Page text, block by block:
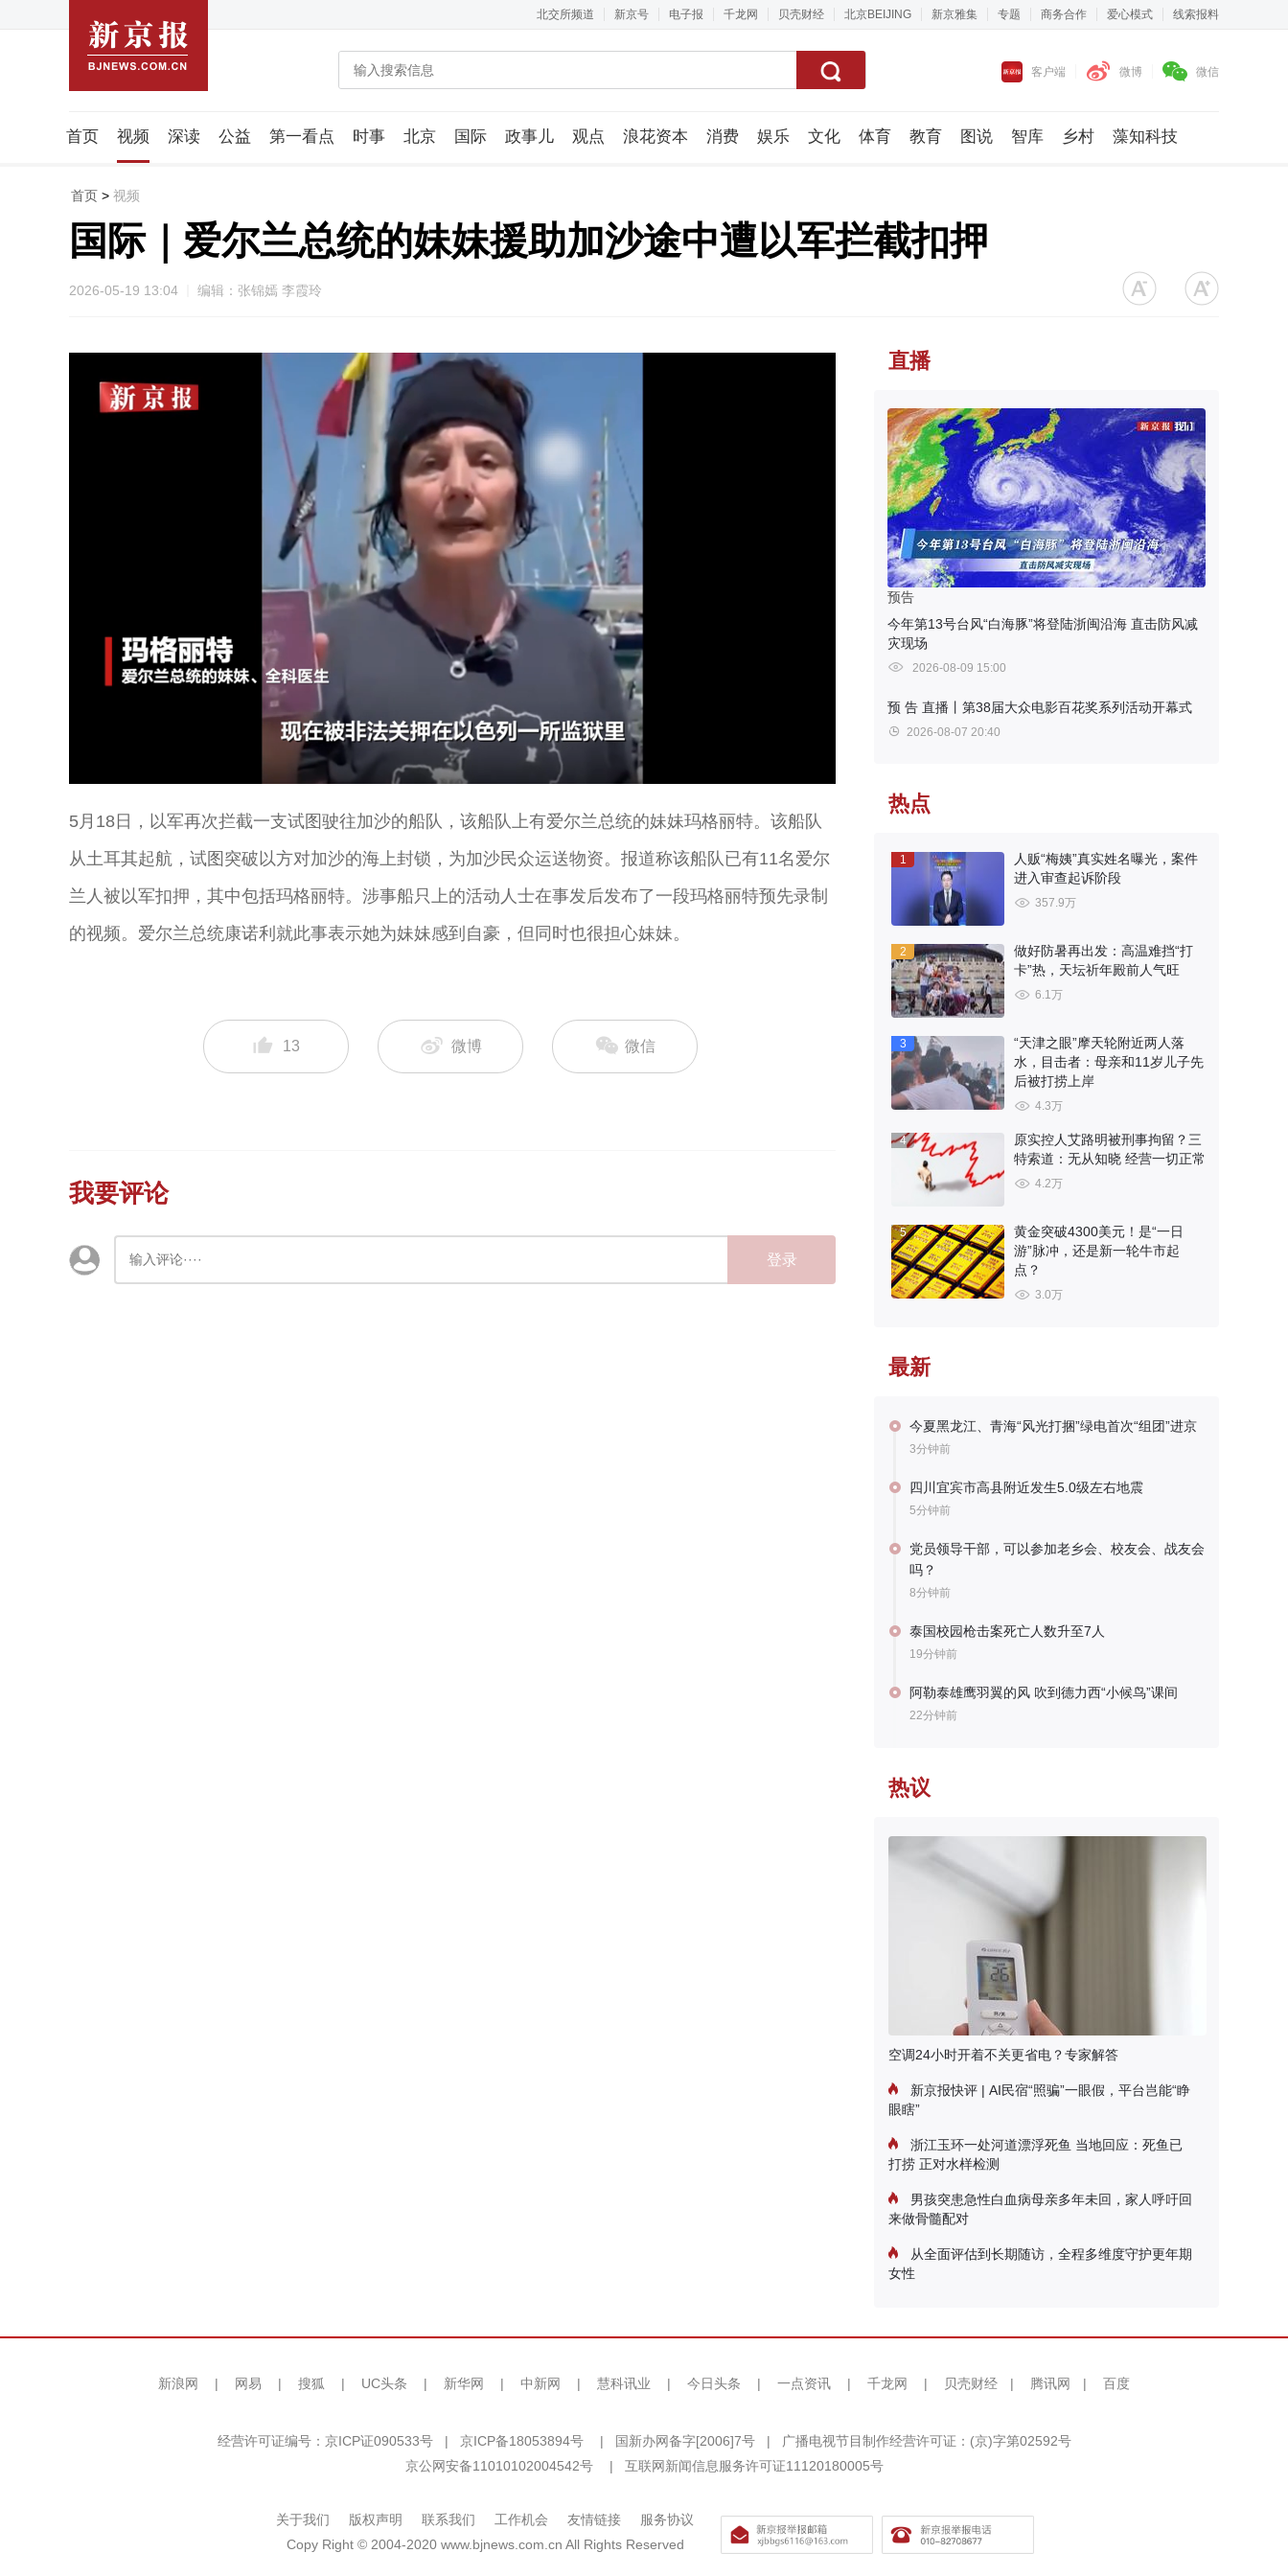
北交所频道 新京号 电子报 千龙网 贝壳财经 北京BEIJING 新京雅集 专题 商务合作 爱心模式 线索报料
客户端 微博 微信
首页 视频 深读 公益 第一看点 时事 北京 国际 政事儿 观点 浪花资本 消费 娱乐 文化 体育 教育 图说 智库 乡村 藻知科技
潮流智造局
首页 > 视频
国际｜爱尔兰总统的妹妹援助加沙途中遭以军拦截扣押
2026-05-19 13:04 编辑：张锦嫣 李霞玲
Loaded
82.54%
5月18日，以军再次拦截一支试图驶往加沙的船队，该船队上有爱尔兰总统的妹妹玛格丽特。该船队
从土耳其起航，试图突破以方对加沙的海上封锁，为加沙民众运送物资。报道称该船队已有11名爱尔
兰人被以军扣押，其中包括玛格丽特。涉事船只上的活动人士在事发后发布了一段玛格丽特预先录制
的视频。爱尔兰总统康诺利就此事表示她为妹妹感到自豪，但同时也很担心妹妹。
13 微博 微信
我要评论
登录
直播
预告
今年第13号台风“白海豚”将登陆浙闽沿海 直击防风减
灾现场
2026-08-09 15:00
预 告 直播丨第38届大众电影百花奖系列活动开幕式
2026-08-07 20:40
热点
1
人贩“梅姨”真实姓名曝光，案件
进入审查起诉阶段
357.9万
2
做好防暑再出发：高温难挡“打
卡”热，天坛祈年殿前人气旺
6.1万
3
“天津之眼”摩天轮附近两人落
水，目击者：母亲和11岁儿子先
后被打捞上岸
4.3万
4
原实控人艾路明被刑事拘留？三
特索道：无从知晓 经营一切正常
4.2万
5
黄金突破4300美元！是“一日
游”脉冲，还是新一轮牛市起
点？
3.0万
最新
今夏黑龙江、青海“风光打捆”绿电首次“组团”进京
3分钟前
四川宜宾市高县附近发生5.0级左右地震
5分钟前
党员领导干部，可以参加老乡会、校友会、战友会
吗？
8分钟前
泰国校园枪击案死亡人数升至7人
19分钟前
阿勒泰雄鹰羽翼的风 吹到德力西“小候鸟”课间
22分钟前
热议
空调24小时开着不关更省电？专家解答
新京报快评 | AI民宿“照骗”一眼假，平台岂能“睁
眼瞎”
浙江玉环一处河道漂浮死鱼 当地回应：死鱼已
打捞 正对水样检测
男孩突患急性白血病母亲多年未回，家人呼吁回
来做骨髓配对
从全面评估到长期随访，全程多维度守护更年期
女性
新浪网 | 网易 | 搜狐 | UC头条 | 新华网 | 中新网 | 慧科讯业 | 今日头条 | 一点资讯 | 千龙网 | 贝壳财经 | 腾讯网 | 百度
经营许可证编号：京ICP证090533号 | 京ICP备18053894号 | 国新办网备字[2006]7号 |
广播电视节目制作经营许可证：(京)字第02592号
京公网安备11010102004542号
| 互联网新闻信息服务许可证11120180005号
关于我们 版权声明 联系我们 工作机会 友情链接
服务协议
Copy Right © 2004-2020 www.bjnews.com.cn All Rights Reserved